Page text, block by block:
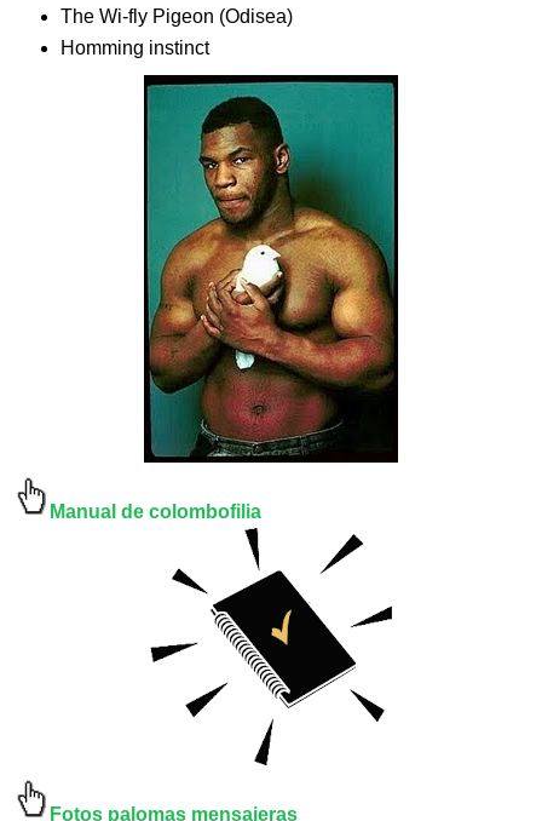
The Wi-fly Pigeon (Odisea)
Homming instinct
Manual de colombofilia
Fotos palomas mensajeras